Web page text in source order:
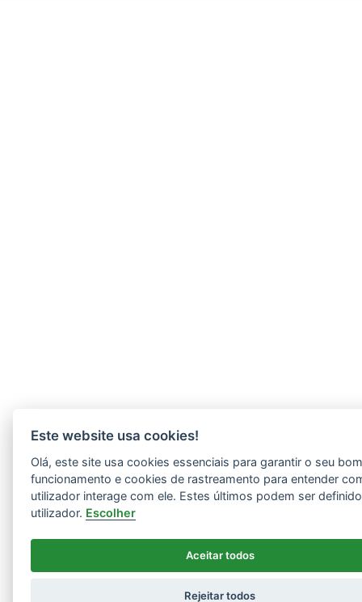
Este website usa cookies!
Olá, este site usa cookies essenciais para garantir o seu
funcionamento e cookies de rastreamento para entender
utilizador interage com ele. Estes últimos podem ser
utilizador. Escolher
Aceitar todos
Rejeitar todos